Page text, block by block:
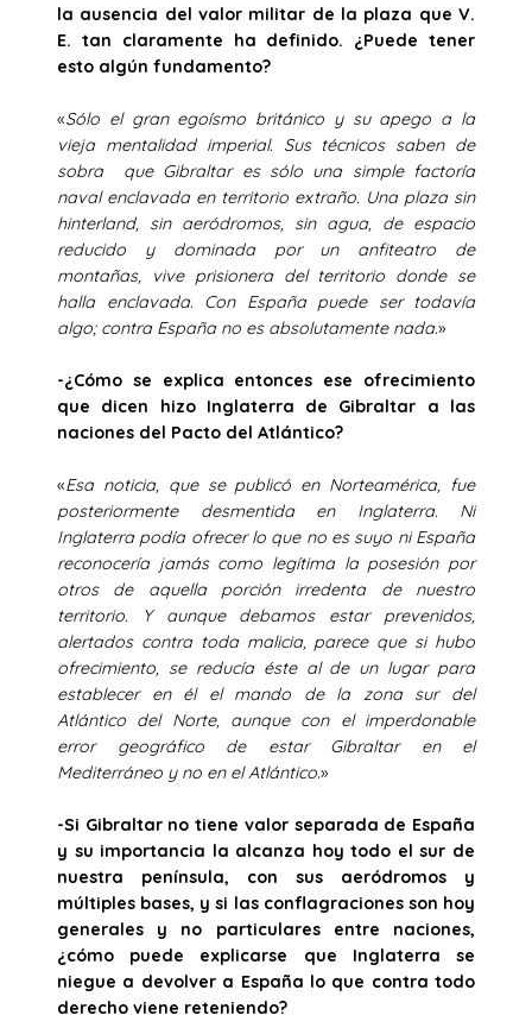
la ausencia del valor militar de la plaza que V.
E. tan claramente ha definido. ¿Puede tener
esto algún fundamento?
«Sólo el gran egoísmo británico y su apego a la
vieja mentalidad imperial. Sus técnicos saben de
sobra que Gibraltar es sólo una simple factoría
naval enclavada en territorio extraño. Una plaza sin
hinterland, sin aeródromos, sin agua, de espacio
reducido y dominada por un anfiteatro de
montañas, vive prisionera del territorio donde se
halla enclavada. Con España puede ser todavía
algo; contra España no es absolutamente nada.»
-¿Cómo se explica entonces ese ofrecimiento
que dicen hizo Inglaterra de Gibraltar a las
naciones del Pacto del Atlántico?
«Esa noticia, que se publicó en Norteamérica, fue
posteriormente desmentida en Inglaterra. Ni
Inglaterra podía ofrecer lo que no es suyo ni España
reconocería jamás como legítima la posesión por
otros de aquella porción irredenta de nuestro
territorio. Y aunque debamos estar prevenidos,
alertados contra toda malicia, parece que si hubo
ofrecimiento, se reducía éste al de un lugar para
establecer en él el mando de la zona sur del
Atlántico del Norte, aunque con el imperdonable
error geográfico de estar Gibraltar en el
Mediterráneo y no en el Atlántico.»
-Si Gibraltar no tiene valor separada de España
y su importancia la alcanza hoy todo el sur de
nuestra península, con sus aeródromos y
múltiples bases, y si las conflagraciones son hoy
generales y no particulares entre naciones,
¿cómo puede explicarse que Inglaterra se
niegue a devolver a España lo que contra todo
derecho viene reteniendo?